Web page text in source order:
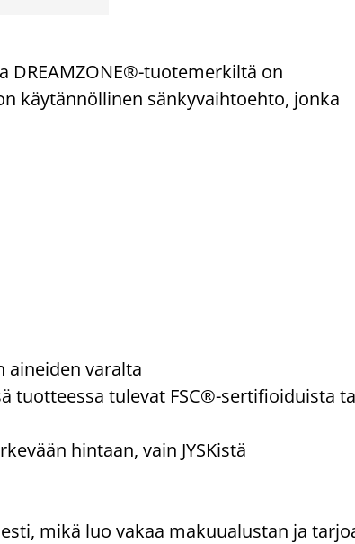
DREAMZONE®-tuotemerkiltä on
käytännöllinen sänkyvaihtoehto, jonka
aineiden varalta
tuotteessa tulevat FSC®-sertifioiduista
hintaan, vain JYSKistä
mikä luo vakaa makuualustan ja